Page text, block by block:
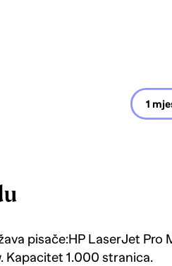
1
pisače:HP LaserJet Pro
Kapacitet 1.000 stranica.